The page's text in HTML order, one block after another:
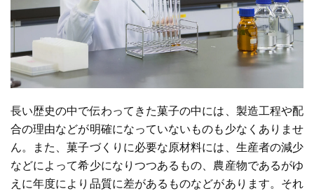
長い歴史の中で伝わってきた菓子の中には、製造工程や配
合の理由などが明確になっていないものも少なくありませ
ん。また、菓子づくりに必要な原材料には、生産者の減少
などによって希少になりつつあるもの、農産物であるがゆ
えに年度により品質に差があるものなどがあります。それ